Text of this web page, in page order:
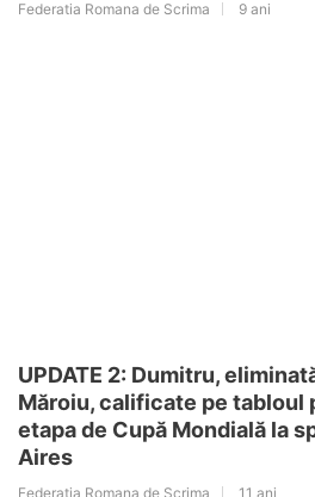
Federatia Romana de Scrima 9 ani
UPDATE 2: Dumitru,
Măroiu, calificate pe tabloul
etapa de Cupă Mondială la
Aires
Federatia Romana de Scrima 11 ani